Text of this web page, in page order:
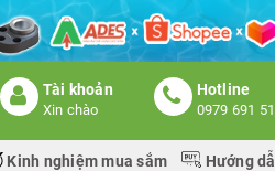
Tài khoản
Xin chào
Hotline
0979 691
Kinh nghiệm mua sắm Hướng